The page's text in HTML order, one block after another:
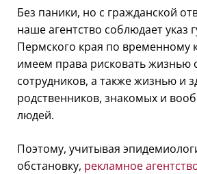
Без паники, но с гражданской
наше агентство соблюдает указ
Пермского края по временному
имеем права рисковать жизнью
сотрудников, а также жизнью и
родственников, знакомых и
людей.
Поэтому, учитывая
обстановку, рекламное